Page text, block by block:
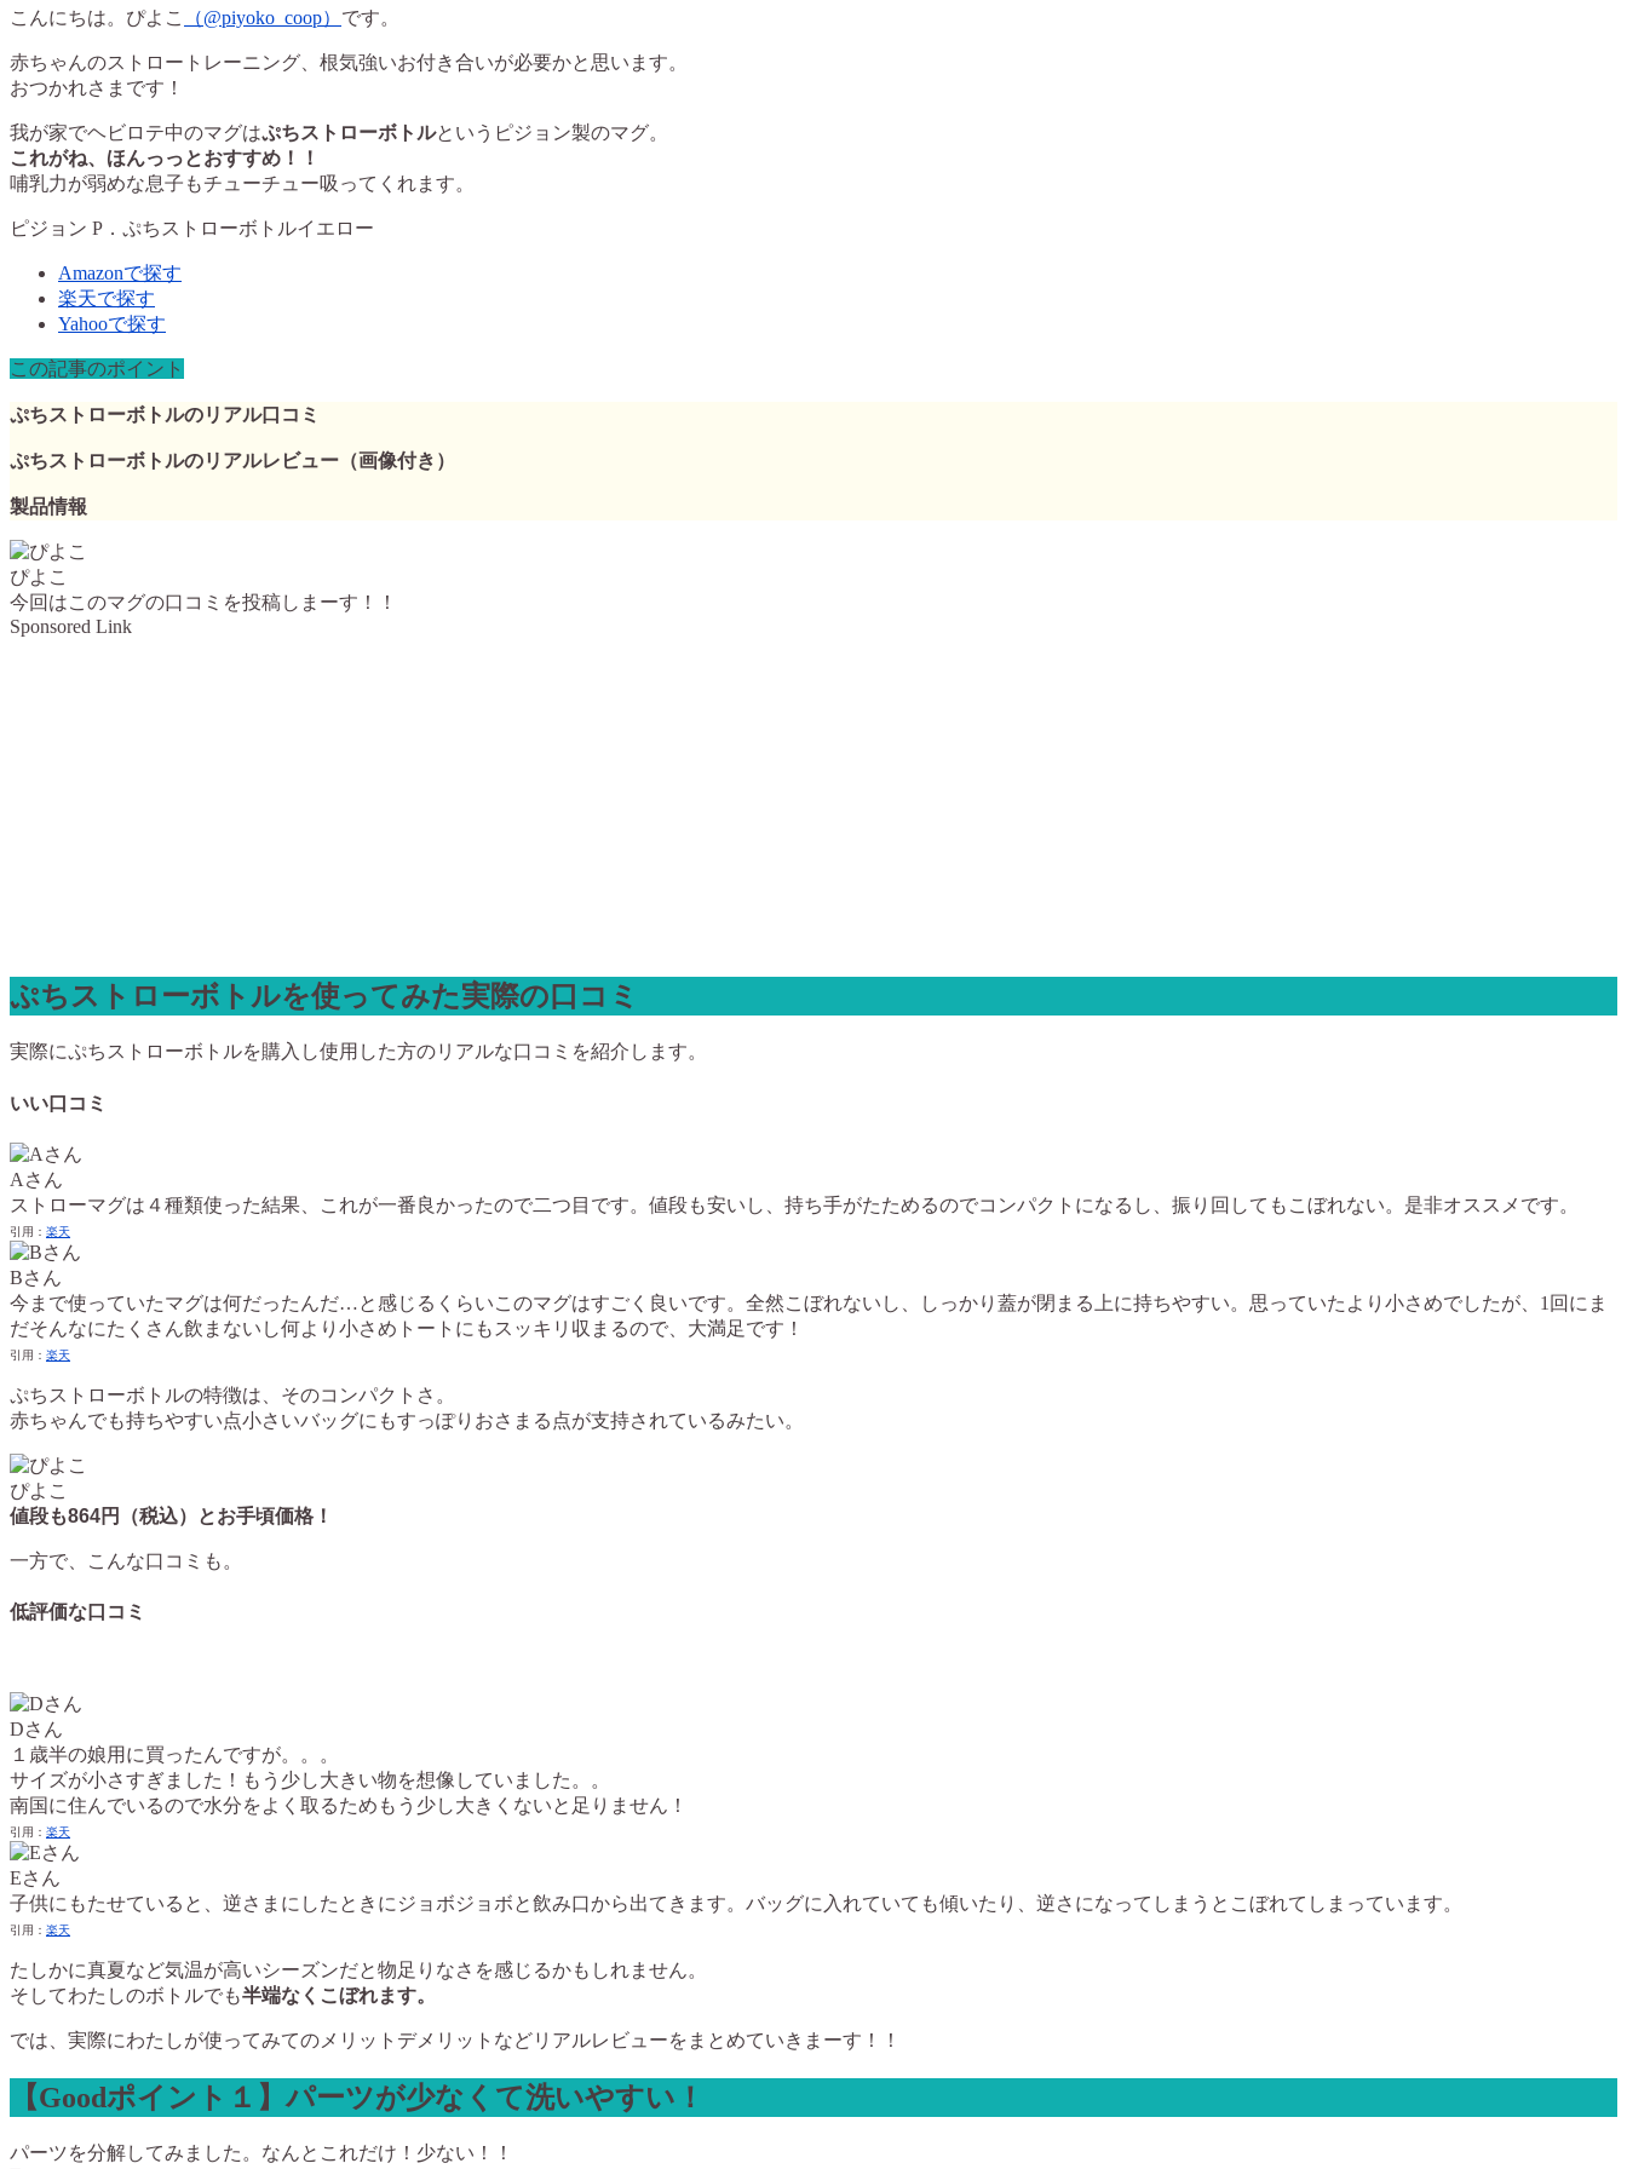
こんにちは。ぴよこ （@piyoko_coop） です。
赤ちゃんのストロートレーニング、根気強いお付き合いが必要かと思います。
おつかれさまです！
我が家でヘビロテ中のマグはぷちストローボトルというピジョン製のマグ。
これがね、ほんっっとおすすめ！！
哺乳力が弱めな息子もチューチュー吸ってくれます。
ピジョン P．ぷちストローボトルイエロー
Amazonで探す
楽天で探す
Yahooで探す
この記事のポイント
ぷちストローボトルのリアル口コミ
ぷちストローボトルのリアルレビュー（画像付き）
製品情報
ぴよこ
今回はこのマグの口コミを投稿しまーす！！
Sponsored Link
ぷちストローボトルを使ってみた実際の口コミ
実際にぷちストローボトルを購入し使用した方のリアルな口コミを紹介します。
いい口コミ
Aさん
ストローマグは４種類使った結果、これが一番良かったので二つ目です。値段も安いし、持ち手がたためるのでコンパクトになるし、振り回してもこぼれない。是非オススメです。
引用： 楽天
Bさん
今まで使っていたマグは何だったんだ…と感じるくらいこのマグはすごく良いです。全然こぼれないし、しっかり蓋が閉まる上に持ちやすい。思っていたより小さめでしたが、1回にま
だそんなにたくさん飲まないし何より小さめトートにもスッキリ収まるので、大満足です！
引用： 楽天
ぷちストローボトルの特徴は、そのコンパクトさ。
赤ちゃんでも持ちやすい点小さいバッグにもすっぽりおさまる点が支持されているみたい。
ぴよこ
値段も864円（税込）とお手頃価格！
一方で、こんな口コミも。
低評価な口コミ
Dさん
１歳半の娘用に買ったんですが。。。
サイズが小さすぎました！もう少し大きい物を想像していました。。
南国に住んでいるので水分をよく取るためもう少し大きくないと足りません！
引用： 楽天
Eさん
子供にもたせていると、逆さまにしたときにジョボジョボと飲み口から出てきます。バッグに入れていても傾いたり、逆さになってしまうとこぼれてしまっています。
引用： 楽天
たしかに真夏など気温が高いシーズンだと物足りなさを感じるかもしれません。
そしてわたしのボトルでも半端なくこぼれます。
では、実際にわたしが使ってみてのメリットデメリットなどリアルレビューをまとめていきまーす！！
【Goodポイント１】パーツが少なくて洗いやすい！
パーツを分解してみました。なんとこれだけ！少ない！！